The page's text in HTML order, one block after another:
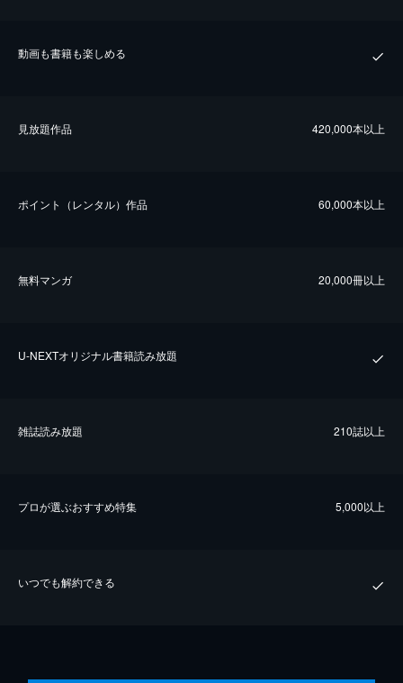
動画も書籍も楽しめる
⾒放題作品 420,000本以上
ポイント（レンタル）作品 60,000本以上
無料マンガ 20,000冊以上
U-NEXTオリジナル書籍読み放題
雑誌読み放題 210誌以上
プロが選ぶおすすめ特集 5,000以上
いつでも解約できる